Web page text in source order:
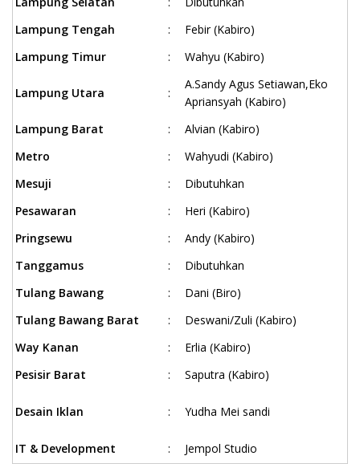
Lampung Tengah
:
Febir (Kabiro)
Lampung Timur
: Wahyu (Kabiro)
Lampung Utara :
A.Sandy Agus Setiawan,Eko
Apriansyah (Kabiro)
Lampung Barat
:
Alvian (Kabiro)
Metro
:
Wahyudi (Kabiro)
Mesuji
:
Dibutuhkan
Pesawaran
:
Heri (Kabiro)
Pringsewu
:
Andy (Kabiro)
Tanggamus
:
Dibutuhkan
Tulang Bawang
:
Dani (Biro)
Tulang Bawang Barat
:
Deswani/Zuli (Kabiro)
Way Kanan
:
Erlia (Kabiro)
Pesisir Barat
: Saputra (Kabiro)
Desain Iklan : Yudha Mei sandi
IT & Development : Jempol Studio